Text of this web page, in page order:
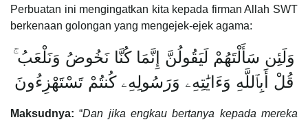
Perbuatan ini mengingatkan kita kepada firman Allah SWT
berkenaan golongan yang mengejek-ejek agama:
وَلَئِن سَأَلْتَهُمْ لَيَقُولُنَّ إِنَّمَا كُنَّا نَخُوضُ وَنَلْعَبُ ۚ
قُلْ أَبِٱللَّهِ وَءَايَٰتِهِۦ وَرَسُولِهِۦ كُنتُمْ تَسْتَهْزِءُونَ
Maksudnya: “Dan jika engkau bertanya kepada mereka